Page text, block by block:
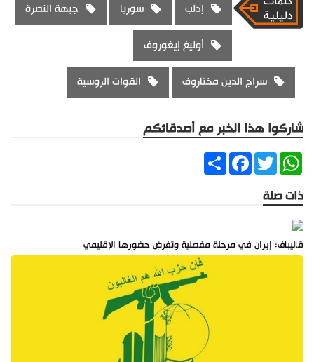
إدلب سوريا جبهة النصرة
أوليغ إيغوروف
سراج الدين مختاروف القوات الروسية
شاركوا هذا الخبر مع أصدقائكم
ShareFacebookTwitter
WhatsApp
ذات صلة
قاليباف: إيران في مرحلة مفصلية وتفرض حضورها الإقليمي